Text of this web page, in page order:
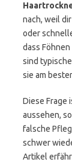
nach, weil
oder
dass
sind
sie am
Diese Frage
aussehen,
falsche
schwer
Artikel